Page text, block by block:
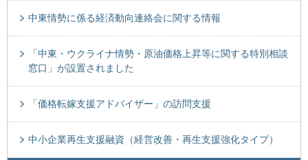
中東情勢に係る経済動向連絡会に関する情報
「中東・ウクライナ情勢・原油価格上昇等に関する特別相談
窓口」が設置されました
「価格転嫁支援アドバイザー」の訪問支援
中小企業再生支援融資（経営改善・再生支援強化タイプ）